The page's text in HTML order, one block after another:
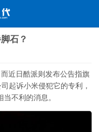
石？
近日酷派则发布公告指旗
起诉小米侵犯它的专利，
不利的消息。